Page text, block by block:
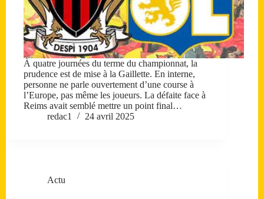
À quatre journées du terme du championnat, la
prudence est de mise à la Gaillette. En interne,
personne ne parle ouvertement d’une course à
l’Europe, pas même les joueurs. La défaite face à
Reims avait semblé mettre un point final…
redac1
24 avril 2025
Actu